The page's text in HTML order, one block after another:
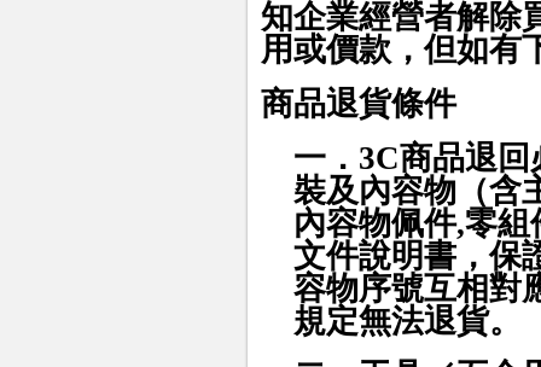
知企業經營者解除
用或價款，但如有
商品退貨條件
一．3C商品退回
裝及內容物（含
內容物佩件,零
文件說明書，保
容物序號互相對
規定無法退貨。